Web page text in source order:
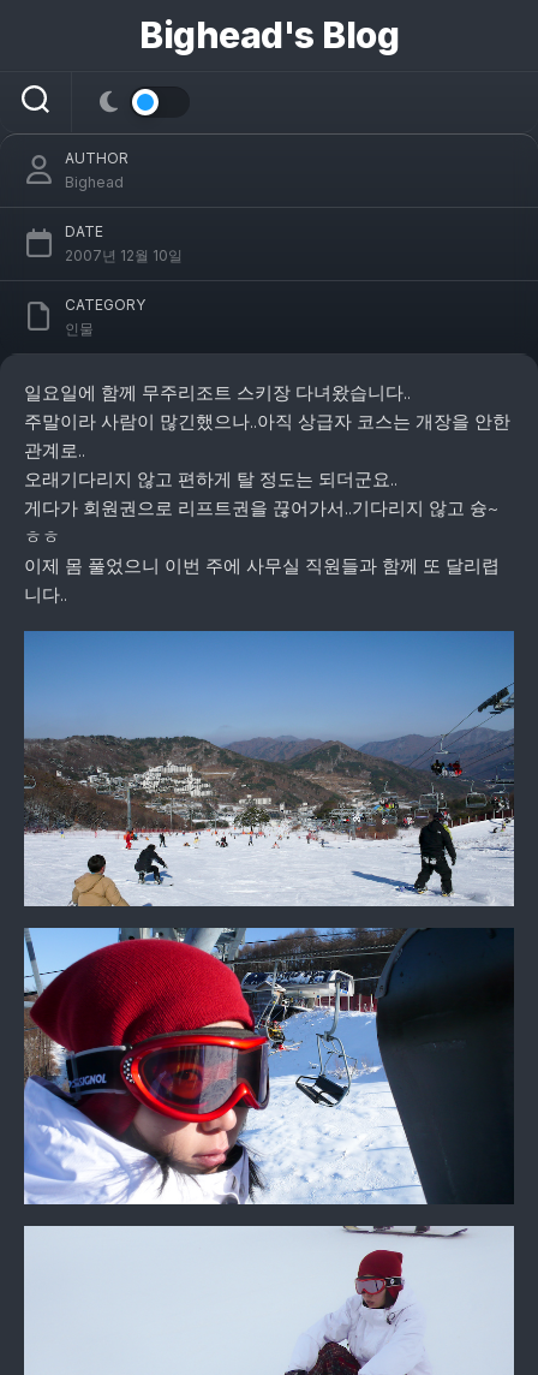
너
Bighead's Blog
스키 시즌~!!
AUTHOR
Bighead
DATE
2007년 12월 10일
CATEGORY
인물
일요일에 함께 무주리조트 스키장 다녀왔습니다..
주말이라 사람이 많긴했으나..아직 상급자 코스는 개장을 안한
관계로..
오래기다리지 않고 편하게 탈 정도는 되더군요..
게다가 회원권으로 리프트권을 끊어가서..기다리지 않고 슝~
ㅎㅎ
이제 몸 풀었으니 이번 주에 사무실 직원들과 함께 또 달리렵
니다..